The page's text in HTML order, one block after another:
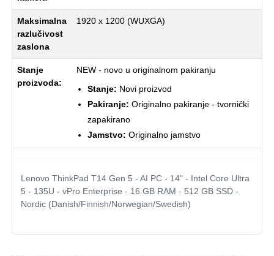
Maksimalna
razlučivost
zaslona
1920 x 1200 (WUXGA)
Stanje
proizvoda:
NEW - novo u originalnom pakiranju
Stanje: Novi proizvod
Pakiranje: Originalno pakiranje - tvornički
zapakirano
Jamstvo: Originalno jamstvo
Lenovo ThinkPad T14 Gen 5 - AI PC - 14" - Intel Core Ultra
5 - 135U - vPro Enterprise - 16 GB RAM - 512 GB SSD -
Nordic (Danish/Finnish/Norwegian/Swedish)